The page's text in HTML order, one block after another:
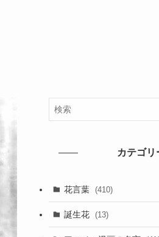
カテゴリ
花言葉 (410)
誕生花 (13)